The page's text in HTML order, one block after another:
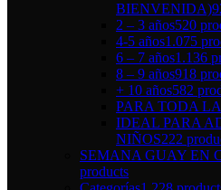
BIENVENIDA)
2 – 3 años520
4-5 años1.075
6 – 7 años1.136
8 – 9 años918
+ 10 años582
PARA TODA
IDEAL PARA
NIÑOS222
SEMANA GUAY EN
products